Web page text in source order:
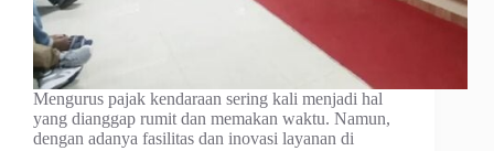
Mengurus pajak kendaraan sering kali menjadi hal
yang dianggap rumit dan memakan waktu. Namun,
dengan adanya fasilitas dan inovasi layanan di